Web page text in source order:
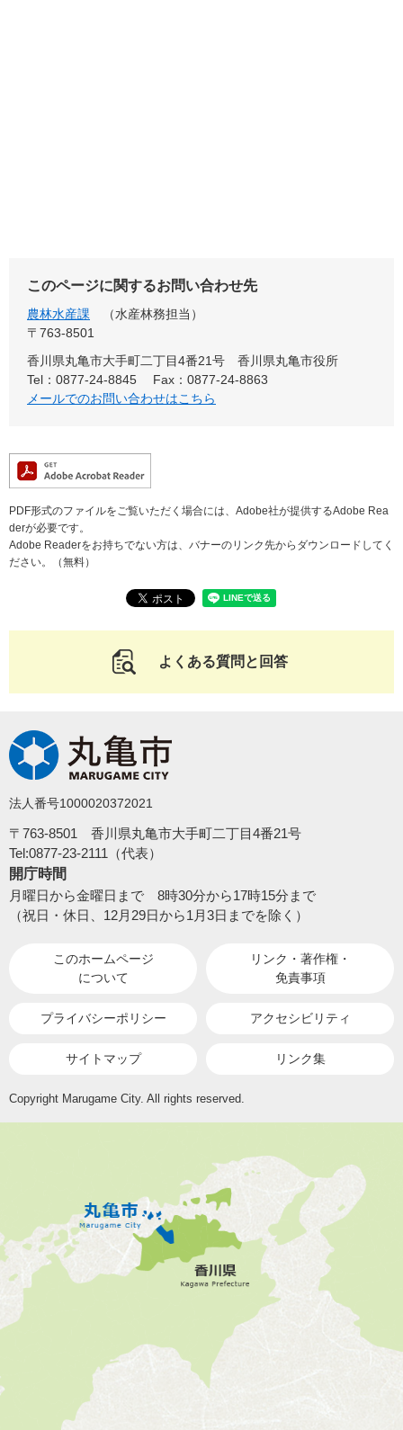
このページに関するお問い合わせ先
農林水産課
水産林務担当
〒763-8501
香川県丸亀市大手町二丁目4番21号 香川県丸亀市役所
Tel：0877-24-8845
Fax：0877-24-8863
メールでのお問い合わせはこちら
PDF形式のファイルをご覧いただく場合には、Adobe社が提供するAdobe Rea
derが必要です。
Adobe Readerをお持ちでない方は、バナーのリンク先からダウンロードしてく
ださい。（無料）
よくある質問と回答
法人番号1000020372021
〒763-8501 香川県丸亀市大手町二丁目4番21号
Tel:0877-23-2111（代表）
開庁時間
月曜日から金曜日まで 8時30分から17時15分まで
（祝日・休日、12月29日から1月3日までを除く）
このホームページ
について
リンク・著作権・
免責事項
プライバシーポリシー アクセシビリティ
サイトマップ リンク集
Copyright Marugame City. All rights reserved.